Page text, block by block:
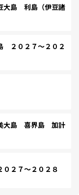
島 利島（伊豆諸
２０２７～２０２
大島 喜界島 加計
２７～２０２８